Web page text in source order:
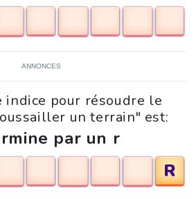
ANNONCES
indice pour résoudre le
un terrain" est:
par un r
R